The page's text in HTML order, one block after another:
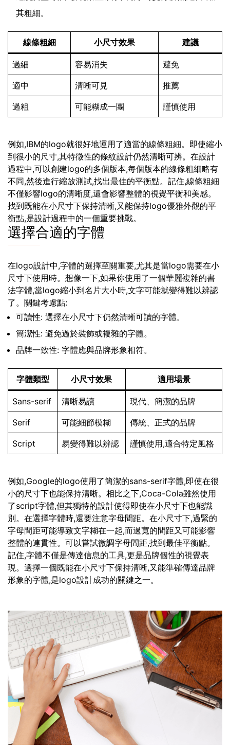
其粗細。
線條粗細 小尺寸效果 建議
過細 容易消失 避免
適中 清晰可見 推薦
過粗 可能糊成一團 謹慎使用
例如,IBM的logo就很好地運用了適當的線條粗細。即使縮小
到很小的尺寸,其特徵性的條紋設計仍然清晰可辨。在設計
過程中,可以創建logo的多個版本,每個版本的線條粗細略有
不同,然後進行縮放測試,找出最佳的平衡點。記住,線條粗細
不僅影響logo的清晰度,還會影響整體的視覺平衡和美感。
找到既能在小尺寸下保持清晰,又能保持logo優雅外觀的平
衡點,是設計過程中的一個重要挑戰。
選擇合適的字體
在logo設計中,字體的選擇至關重要,尤其是當logo需要在小
尺寸下使用時。想像一下,如果你使用了一個華麗複雜的書
法字體,當logo縮小到名片大小時,文字可能就變得難以辨認
了。關鍵考慮點:
可讀性: 選擇在小尺寸下仍然清晰可讀的字體。
簡潔性: 避免過於裝飾或複雜的字體。
品牌一致性: 字體應與品牌形象相符。
字體類型 小尺寸效果 適用場景
Sans-serif 清晰易讀 現代、簡潔的品牌
Serif 可能細節模糊 傳統、正式的品牌
Script 易變得難以辨認 謹慎使用,適合特定風格
例如,Google的logo使用了簡潔的sans-serif字體,即使在很
小的尺寸下也能保持清晰。相比之下,Coca-Cola雖然使用
了script字體,但其獨特的設計使得即使在小尺寸下也能識
別。在選擇字體時,還要注意字母間距。在小尺寸下,過緊的
字母間距可能導致文字糊在一起,而過寬的間距又可能影響
整體的連貫性。可以嘗試微調字母間距,找到最佳平衡點。
記住,字體不僅是傳達信息的工具,更是品牌個性的視覺表
現。選擇一個既能在小尺寸下保持清晰,又能準確傳達品牌
形象的字體,是logo設計成功的關鍵之一。